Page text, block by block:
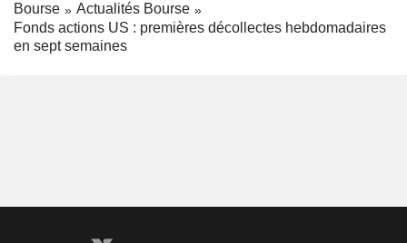
Bourse
Actualités Bourse
Fonds actions US : premières décollectes hebdomadaires
en sept semaines